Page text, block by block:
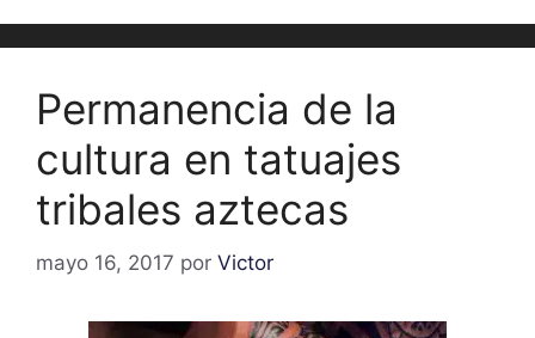
Permanencia de la
cultura en tatuajes
tribales aztecas
mayo 16, 2017 por Victor